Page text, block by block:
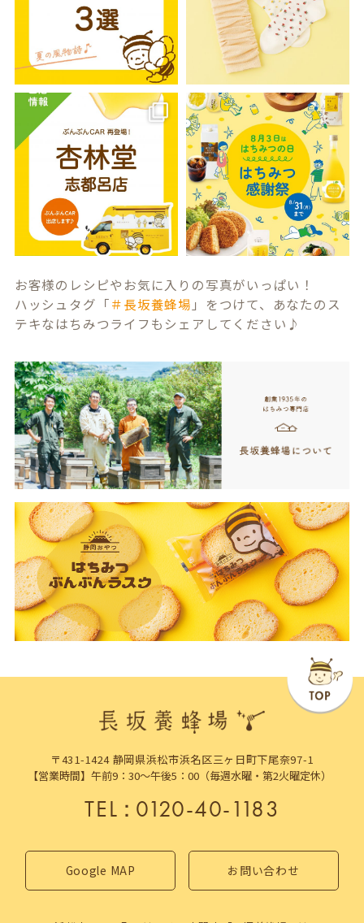
お客様のレシピやお気に入りの写真がいっぱい！
ハッシュタグ「＃長坂養蜂場 」をつけて、あなたのス
テキなはちみつライフもシェアしてください♪
〒431-1424 静岡県浜松市浜名区三ヶ日町下尾奈97-1
【営業時間】午前9：30～午後5：00（毎週水曜・第2火曜定休）
TEL：0120-40-1183
Google MAP お問い合わせ